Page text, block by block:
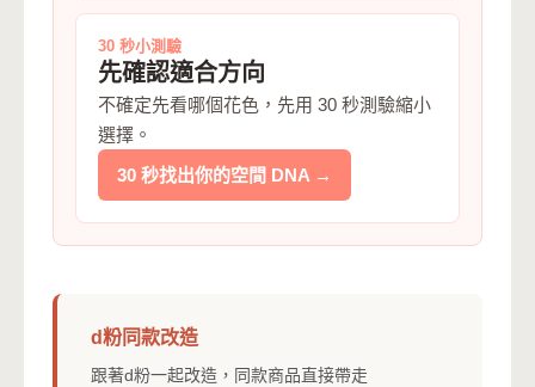
30 秒小測驗
先確認適合方向
不確定先看哪個花色，先用 30 秒測驗縮小
選擇。
30 秒找出你的空間 DNA →
d粉同款改造
跟著d粉一起改造，同款商品直接帶走